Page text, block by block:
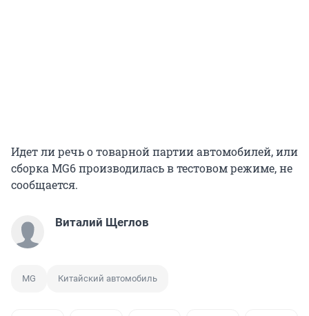
Идет ли речь о товарной партии автомобилей, или
сборка MG6 производилась в тестовом режиме, не
сообщается.
Виталий Щеглов
MG Китайский автомобиль